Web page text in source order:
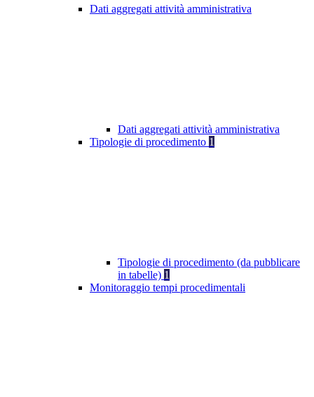
Dati aggregati attività amministrativa
Dati aggregati attività amministrativa
Tipologie di procedimento 1
Tipologie di procedimento (da pubblicare
in tabelle) 1
Monitoraggio tempi procedimentali